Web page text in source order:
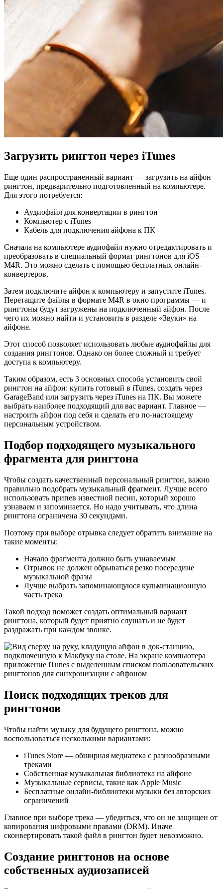
Загрузить рингтон через iTunes
Еще один распространенный вариант — загрузить на айфон
рингтон, предварительно подготовленный на компьютере.
Для этого потребуется:
Аудиофайл для конвертации в рингтон
Компьютер с iTunes
Кабель для подключения айфона к ПК
Сначала на компьютере аудиофайл нужно отредактировать и
преобразовать в специальный формат рингтонов для iOS —
M4R. Это можно сделать с помощью бесплатных онлайн-
конвертеров.
Затем подключите айфон к компьютеру и запустите iTunes.
Перетащите файлы в формате M4R в окно программы — и
рингтоны будут загружены на подключенный айфон. После
чего их можно найти и установить в разделе «Звуки» на
айфоне.
Этот способ позволяет использовать любые аудиофайлы для
создания рингтонов. Однако он более сложный и требует
доступа к компьютеру.
Таким образом, есть 3 основных способа установить свой
рингтон на айфон: купить готовый в iTunes, создать через
GarageBand или загрузить через iTunes на ПК. Вы можете
выбрать наиболее подходящий для вас вариант. Главное —
настроить айфон под себя и сделать его по-настоящему
персональным устройством.
Подбор подходящего музыкального
фрагмента для рингтона
Чтобы создать качественный персональный рингтон, важно
правильно подобрать музыкальный фрагмент. Лучше всего
использовать припев известной песни, который хорошо
узнаваем и запоминается. Но надо учитывать, что длина
рингтона ограничена 30 секундами.
Поэтому при выборе отрывка следует обратить внимание на
такие моменты:
Начало фрагмента должно быть узнаваемым
Отрывок не должен обрываться резко посередине
музыкальной фразы
Лучше выбрать запоминающуюся кульминационную
часть трека
Такой подход поможет создать оптимальный вариант
рингтона, который будет приятно слушать и не будет
раздражать при каждом звонке.
Поиск подходящих треков для
рингтонов
Чтобы найти музыку для будущего рингтона, можно
воспользоваться несколькими вариантами:
iTunes Store — обширная медиатека с разнообразными
треками
Собственная музыкальная библиотека на айфоне
Музыкальные сервисы, такие как Apple Music
Бесплатные онлайн-библиотеки музыки без авторских
ограничений
Главное при выборе трека — убедиться, что он не защищен от
копирования цифровыми правами (DRM). Иначе
сконвертировать такой файл в рингтон будет невозможно.
Создание рингтонов на основе
собственных аудиозаписей